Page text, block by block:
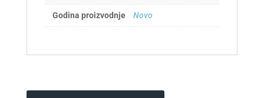
Godina proizvodnje Novo